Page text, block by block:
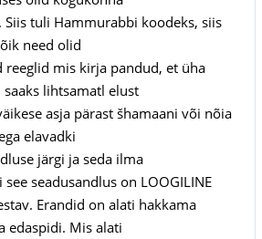
tuli Hammurabbi koodeks, siis
need olid
reeglid mis kirja pandud, et üha
lihtsamatl elust
asja pärast šhamaani või nõia
elavadki
järgi ja seda ilma
seadusandlus on LOOGILINE
Erandid on alati hakkama
edaspidi. Mis alati